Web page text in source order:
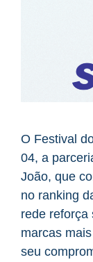
O Festival
04, a
João, que
no ranking
rede reforça
marcas
seu